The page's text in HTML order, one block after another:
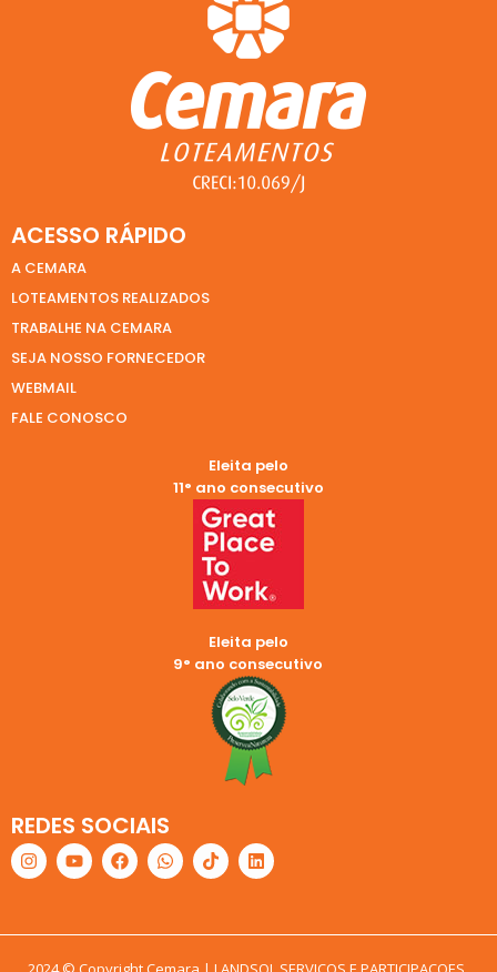
ACESSO RÁPIDO
A CEMARA
LOTEAMENTOS REALIZADOS
TRABALHE NA CEMARA
SEJA NOSSO FORNECEDOR
WEBMAIL
FALE CONOSCO
Eleita pelo
11° ano consecutivo
Eleita pelo
9° ano consecutivo
REDES SOCIAIS